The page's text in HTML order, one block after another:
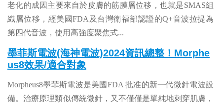
老化的成因主要來自於皮膚的筋膜層位移，也就是SMAS組
織層位移，經美國FDA及台灣衛福部認證的Q+音波拉提為
第四代音波，使用高強度聚焦式...
墨菲斯電波(海神電波)2024資訊總整！Morphe
us8效果/適合對象
Morpheus8墨菲斯電波是美國FDA 批准的新一代微針電波設
備。治療原理類似傳統微針，又不僅僅是單純地刺穿肌膚，